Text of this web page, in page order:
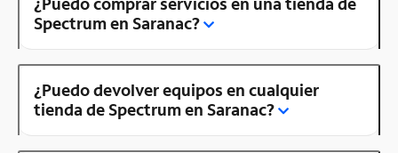
Spectrum en Saranac?
¿Puedo devolver equipos en cualquier
tienda de Spectrum en Saranac?